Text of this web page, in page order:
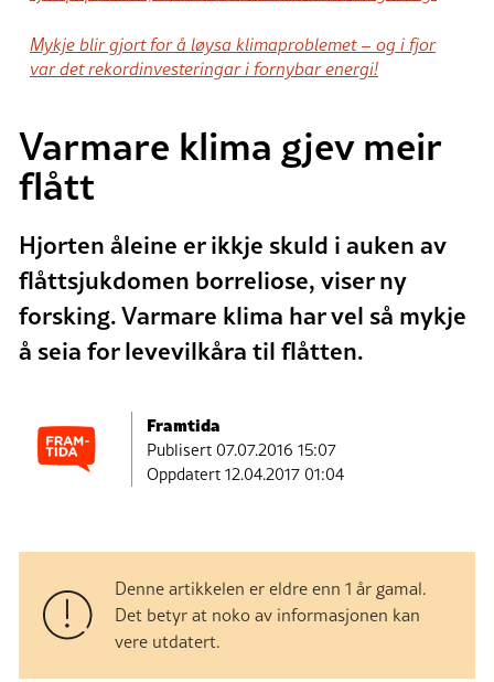
Mykje blir gjort for å løysa klimaproblemet – og i fjor
var det rekordinvesteringar i fornybar energi!
Varmare klima gjev meir
flått
Hjorten åleine er ikkje skuld i auken av
flåttsjukdomen borreliose, viser ny
forsking. Varmare klima har vel så mykje
å seia for levevilkåra til flåtten.
Framtida
Publisert07.07.2016 15:07
Oppdatert 12.04.2017 01:04
Denne artikkelen er eldre enn 1 år gamal.
Det betyr at noko av informasjonen kan
vere utdatert.